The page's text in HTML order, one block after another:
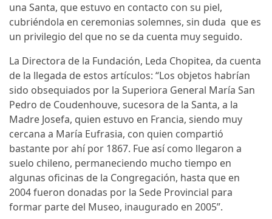
una Santa, que estuvo en contacto con su piel,
cubriéndola en ceremonias solemnes, sin duda que es
un privilegio del que no se da cuenta muy seguido.
La Directora de la Fundación, Leda Chopitea, da cuenta
de la llegada de estos artículos: “Los objetos habrían
sido obsequiados por la Superiora General María San
Pedro de Coudenhouve, sucesora de la Santa, a la
Madre Josefa, quien estuvo en Francia, siendo muy
cercana a María Eufrasia, con quien compartió
bastante por ahí por 1867. Fue así como llegaron a
suelo chileno, permaneciendo mucho tiempo en
algunas oficinas de la Congregación, hasta que en
2004 fueron donadas por la Sede Provincial para
formar parte del Museo, inaugurado en 2005”.